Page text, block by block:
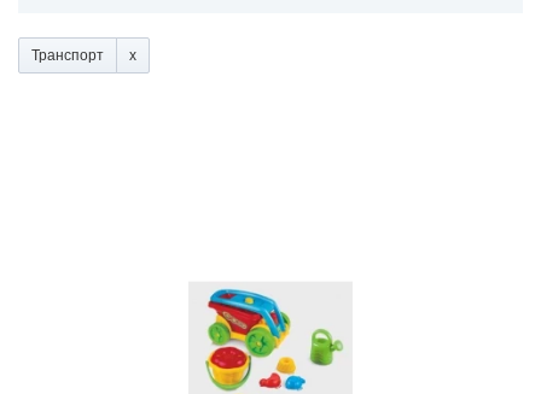
Транспорт